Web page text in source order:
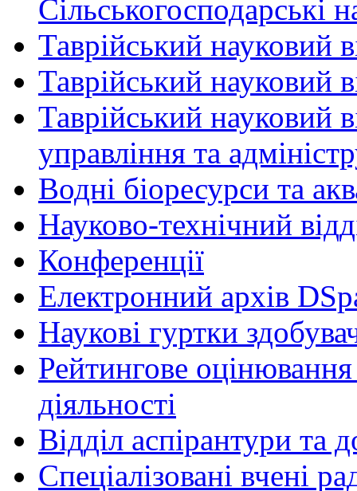
Сільськогосподарські
Таврійський науковий
Таврійський науковий
Таврійський науковий
управління та
Водні біоресурси та
Науково-технічний
Конференції
Електронний архів
Наукові гуртки
Рейтингове оцінювання
діяльності
Відділ аспірантури та
Спеціалізовані вчені